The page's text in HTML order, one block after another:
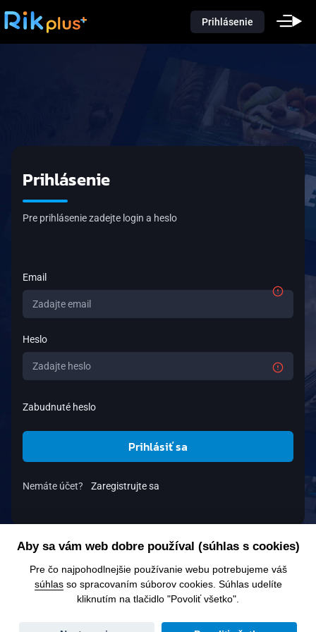
Prihlásenie
Prihlásenie
Pre prihlásenie zadejte login a heslo
Email
Heslo
Zabudnuté heslo
Prihlásiť sa
Nemáte účet? Zaregistrujte sa
Aby sa vám web dobre používal (súhlas s cookies)
Pre čo najpohodlnejšie používanie webu potrebujeme váš
súhlasso spracovaním súborov cookies. Súhlas udelíte
kliknutím na tlačidlo "Povoliť všetko".